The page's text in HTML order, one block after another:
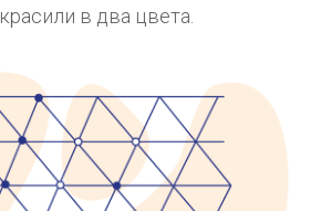
в два цвета.